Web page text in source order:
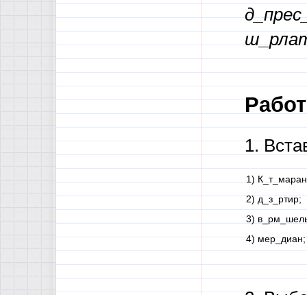
1.
1)
2) д_з_ртир;
3)
4) мер_диан;